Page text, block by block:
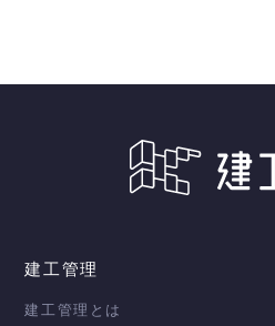
建工管理
建工管理とは